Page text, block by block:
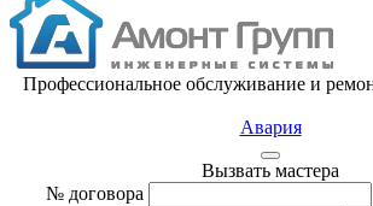
Профессиональное обслуживание и
Авария
Вызвать мастера
№ договора